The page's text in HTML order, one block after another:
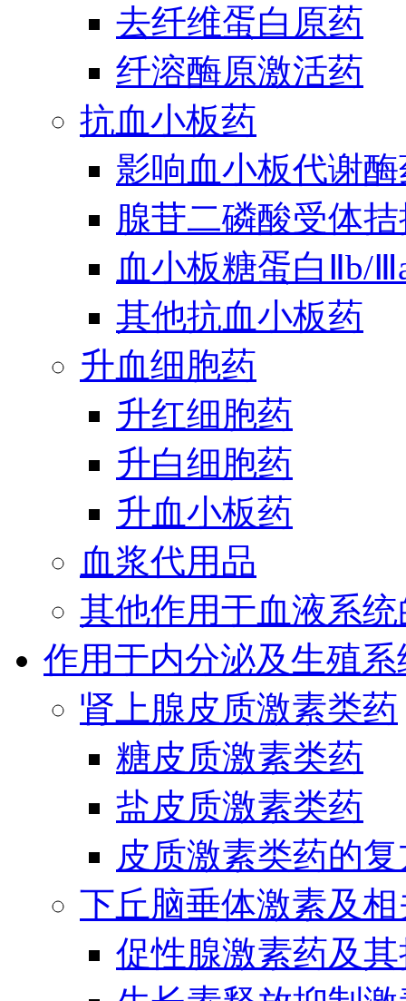
去纤维蛋白原药
纤溶酶原激活药
抗血小板药
影响血小板代谢
腺苷二磷酸受体
血小板糖蛋白Ⅱb/
其他抗血小板药
升血细胞药
升红细胞药
升白细胞药
升血小板药
血浆代用品
其他作用于血液系
作用于内分泌及生殖
肾上腺皮质激素类药
糖皮质激素类药
盐皮质激素类药
皮质激素类药的
下丘脑垂体激素及
促性腺激素药及